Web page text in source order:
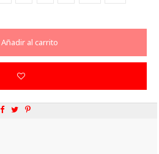
Añadir al carrito